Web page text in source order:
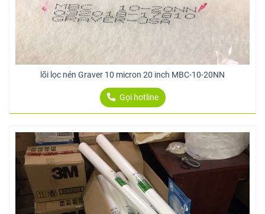
lõi lọc nén Graver 10 micron 20 inch MBC-10-20NN
Gọi hotline